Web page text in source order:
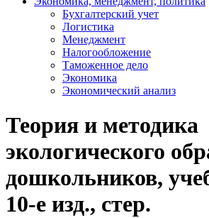
Бухгалтерский учет
Логистика
Менеджмент
Налогообложение
Таможенное дело
Экономика
Экономический анализ
Теория и методика
экологического
дошкольников,
10-е изд., стер.